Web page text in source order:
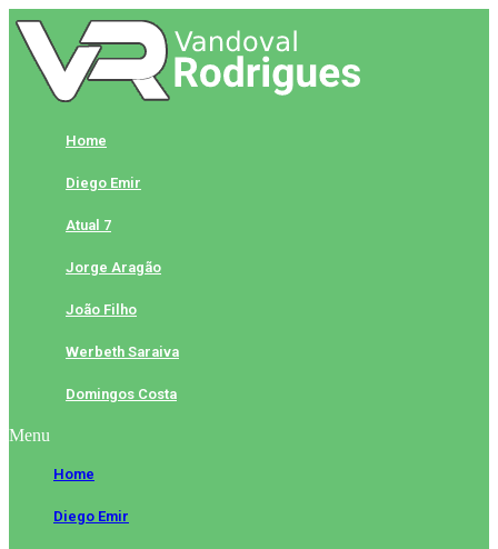
Skip
to
content
Home
Diego Emir
Atual 7
Jorge Aragão
João Filho
Werbeth Saraiva
Domingos Costa
Menu
Home
Diego Emir